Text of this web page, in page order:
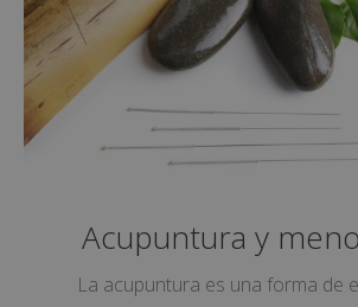
Acupuntura y
La acupuntura es una forma de